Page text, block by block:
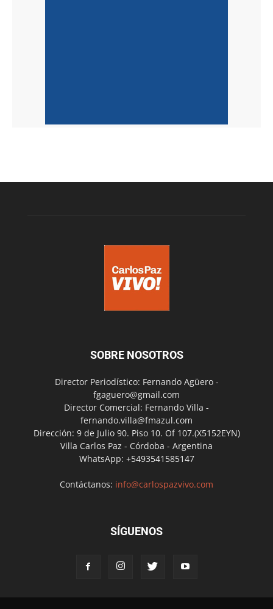
SOBRE NOSOTROS
Director Periodístico: Fernando Agüero -
fgaguero@gmail.com
Director Comercial: Fernando Villa -
fernando.villa@fmazul.com
Dirección: 9 de Julio 90. Piso 10. Of 107.(X5152EYN)
Villa Carlos Paz - Córdoba - Argentina
WhatsApp: +5493541585147
Contáctanos: info@carlospazvivo.com
SÍGUENOS